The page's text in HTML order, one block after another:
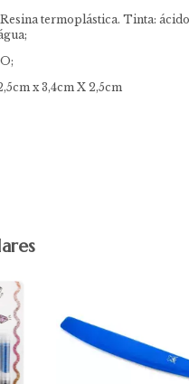
termoplástica. Tinta:
x 3,4cm X 2,5cm